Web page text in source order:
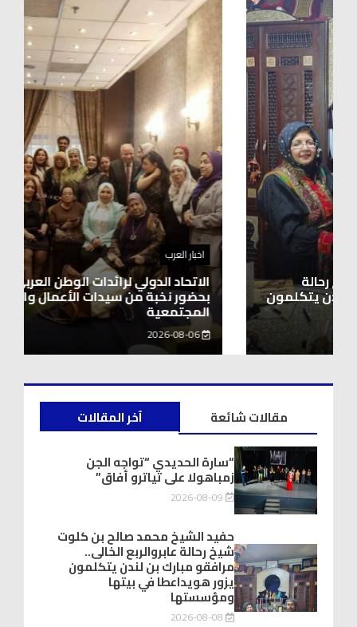
اخبار العرب
الاتحاد الدولي لرائدات الوطن العربي يدشّن انطلاقته
بحضور نخبة من سيدات الأعمال والشخصيات
المجتمعية
آخر المقالات
مقالات شائعة
“سارة الحديدي “تواجه الجن
زمباهولا على تياترو أفاق”
2026-08-09
حفيد الشيخ محمد صالح بن كلوت
شيخ رحالة عابروالربع الخالى..
مرافقو مبارك بن لندن يتكلمون
يزور هويداعطا في بيتها
ومؤسستها
2026-08-08